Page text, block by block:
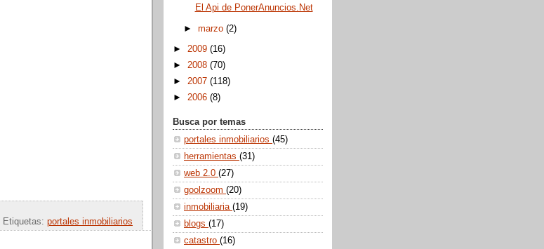
Etiquetas: portales inmobiliarios
El Api de PonerAnuncios.Net
►marzo(2)
► 2009 (16)
► 2008 (70)
► 2007 (118)
► 2006 (8)
Busca por temas
portales inmobiliarios (45)
herramientas (31)
web 2.0 (27)
goolzoom (20)
inmobiliaria (19)
blogs (17)
catastro (16)